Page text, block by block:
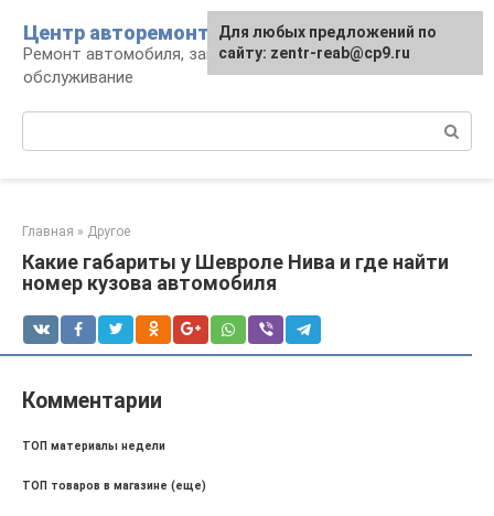
контенту
Центр авторемонта
Ремонт автомобиля, запчасти и
обслуживание
Главная » Другое
Какие габариты у Шевроле Нива и где найти
номер кузова автомобиля
Комментарии
ТОП материалы недели
ТОП товаров в магазине (еще)
Для любых предложений по
сайту: zentr-reab@cp9.ru